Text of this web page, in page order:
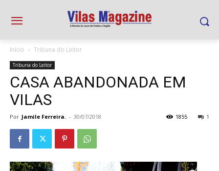
Início Tribuna do Leitor
Tribuna do Leitor
CASA ABANDONADA EM
VILAS
Por Jamile Ferreira. - 30/07/2018 1
1855